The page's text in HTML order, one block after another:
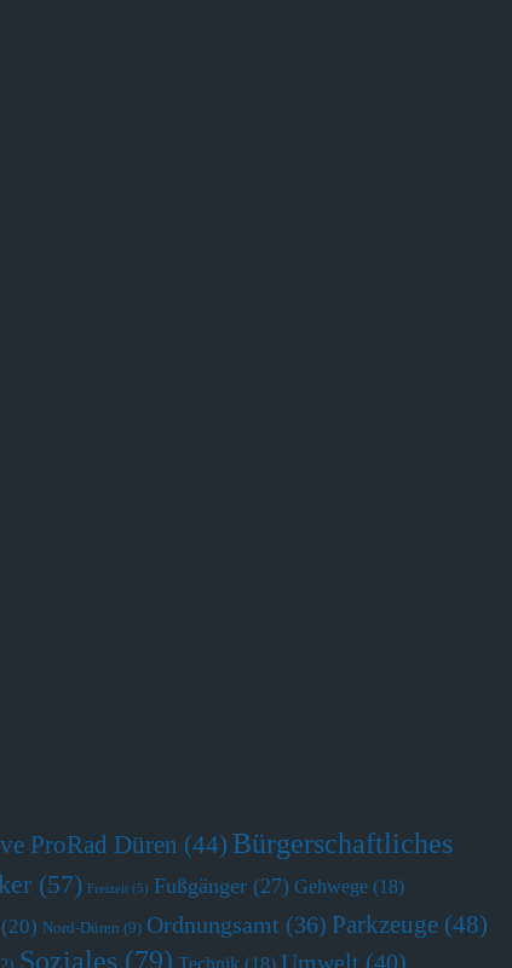
ProRad Düren (44) Bürgerschaftliches
(57) Freizeit (5) Fußgänger (27) Gehwege (18)
(20) Nord-Düren (9) Ordnungsamt (36) Parkzeuge (48)
Soziales (79) Umwelt (40)